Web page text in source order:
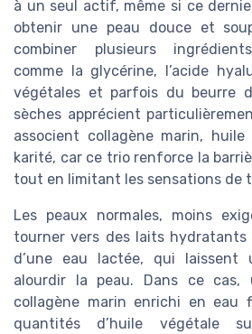
à un seul actif, même si ce
obtenir une peau douce et
combiner plusieurs
comme la glycérine, l’acide
végétales et parfois du beurre
sèches apprécient
associent collagène marin, huile
karité, car ce trio renforce la
tout en limitant les sensations de
Les peaux normales, moins
tourner vers des laits hydratants
d’une eau lactée, qui
alourdir la peau. Dans ce
collagène marin enrichi en eau
quantités d’huile végétale